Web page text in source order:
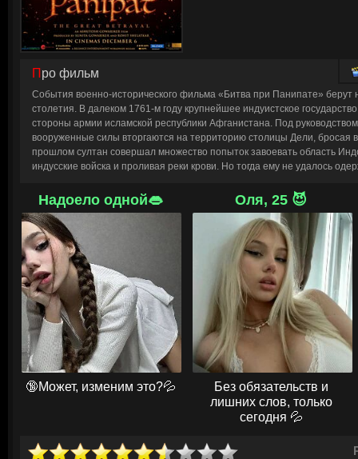
Про фильм
События военно-исторического фильма «Битва при Панипате» берут
столетия. В далеком 1761-м году крупнейшее индуистское
стороны армии исламской республики Афганистана. Под
вооруженные силы вторгаются на территорию столицы Дели, бросая
прошлом султан совершал множество попыток завоевать область
индусские войска и проливая реки крови. Но тогда ему не удалось
Главной целью Абдали по-прежнему является сокрушение Империи
подчинить своей власти местный народ и покорить весь Индостан.
силовиков, оказывается неожиданностью для индийского
никто в мире не осмелится пойти против Маратхов. Сын государя,
решает дать достойный отпор противникам. Он собирает огромный
вражеские войска и защитить родные земли. Полем сражения
пригород Панипат. Кому же из соперников удастся победить в
Надоело одной👄
🔞Может, изменим это?💦
Оля, 25 😈
Без обязательств и
лишних слов, только
сегодня 💦